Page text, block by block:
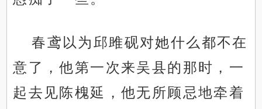
春鸢以为邱雎砚对她什么都不在
意了，他第一次来吴县的那时，一
起去见陈槐延，他无所顾忌地牵着